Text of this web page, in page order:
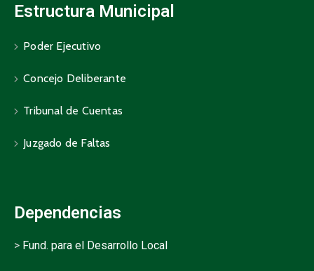
Estructura Municipal
Poder Ejecutivo
Concejo Deliberante
Tribunal de Cuentas
Juzgado de Faltas
Dependencias
> Fund. para el Desarrollo Local